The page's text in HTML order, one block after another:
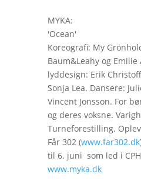
MYKA:
'Ocean'
Koreografi: My
Baum&Leahy og
lyddesign: Erik
Sonja Lea. Dansere:
Vincent Jonsson. For
og deres voksne.
Turneforestilling.
Får 302 (www.far302.dk
til 6. juni som led i
www.myka.dk